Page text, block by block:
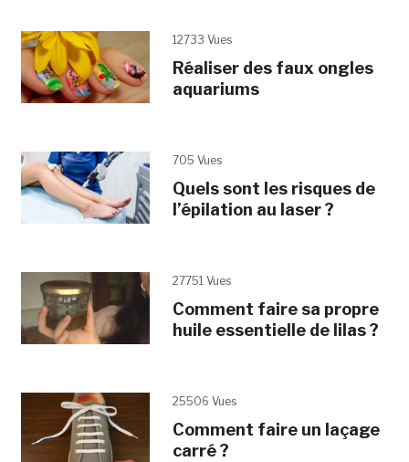
12733 Vues
Réaliser des faux ongles
aquariums
705 Vues
Quels sont les risques de
l’épilation au laser ?
27751 Vues
Comment faire sa propre
huile essentielle de lilas ?
25506 Vues
Comment faire un laçage
carré ?